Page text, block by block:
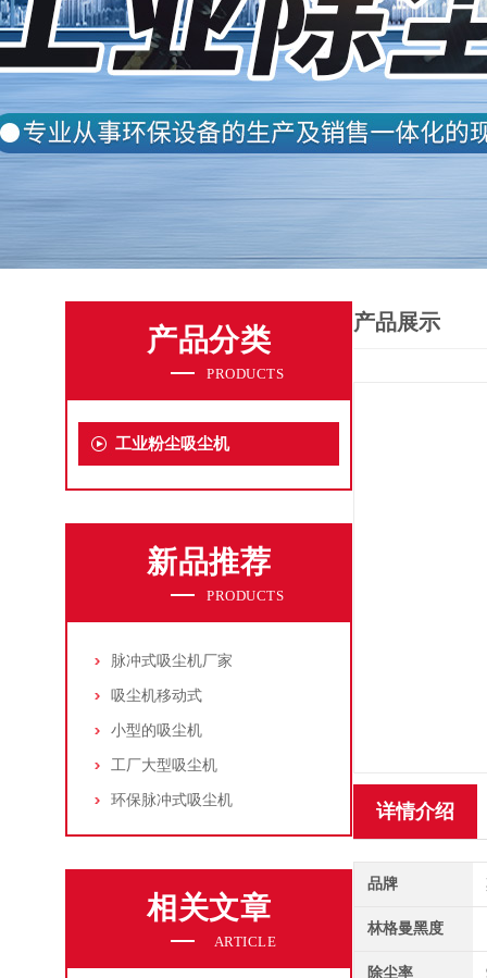
产品分类
PRODUCTS
工业粉尘吸尘机
新品推荐
PRODUCTS
脉冲式吸尘机厂家
吸尘机移动式
小型的吸尘机
工厂大型吸尘机
环保脉冲式吸尘机
相关文章
ARTICLE
产品展示
详情介绍
品牌
林格曼黑度
除尘率